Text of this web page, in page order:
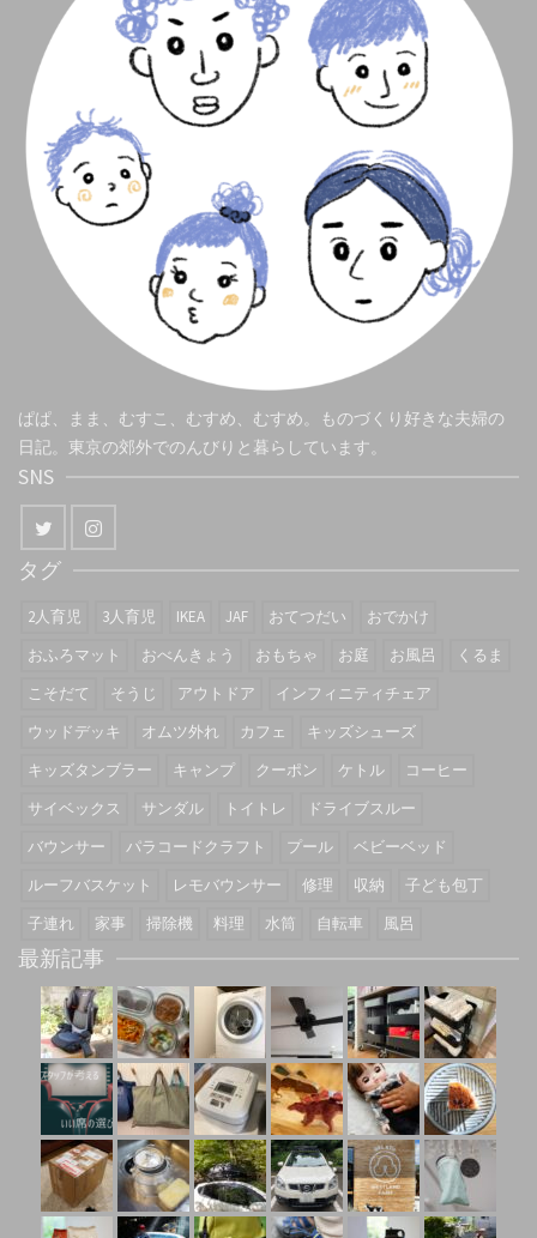
ぱぱ、まま、むすこ、むすめ、むすめ。ものづくり好きな夫婦の
日記。東京の郊外でのんびりと暮らしています。
SNS
タグ
2人育児 3人育児 IKEA JAF おてつだい
おでかけ
おふろマット
おべんきょう おもちゃ お庭 お風呂
くるま
こそだて
そうじ アウトドア
インフィニティチェア
ウッドデッキ
オムツ外れ カフェ
キッズシューズ
キッズタンブラー
キャンプ クーポン ケトル
コーヒー
サイベックス
サンダル トイトレ
ドライブスルー
バウンサー
パラコードクラフト プール
ベビーベッド
ルーフバスケット
レモバウンサー 修理 収納
子ども包丁
子連れ
家事 掃除機 料理 水筒 自転車 風呂
最新記事